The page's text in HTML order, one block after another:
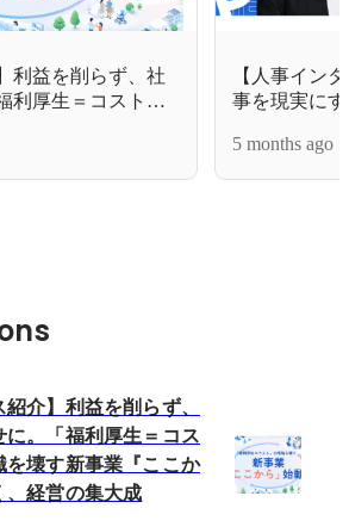
利益を削らず、社
利厚生＝コスト」
成
【人事イン
事を現実に
常識を覆す
5 months ago
紹介】利益を削らず、
に。「福利厚生＝コス
を壊す新事業『ここか
、経営の集大成